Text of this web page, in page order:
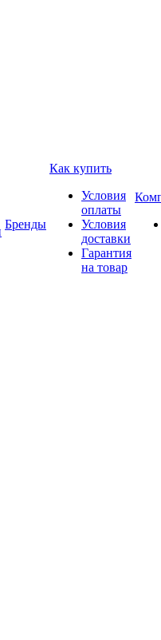
Бренды
Как купить
Условия
оплаты
Условия
доставки
Гарантия
на товар